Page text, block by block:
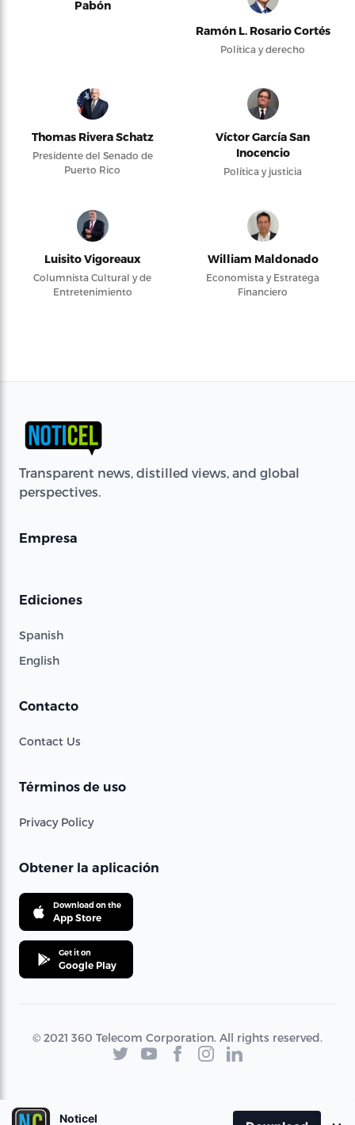
Pabón
Ramón L. Rosario Cortés
Política y derecho
Thomas Rivera Schatz
Presidente del Senado de
Puerto Rico
Víctor García San
Inocencio
Política y justicia
Luisito Vigoreaux
Columnista Cultural y de
Entretenimiento
William Maldonado
Economista y Estratega
Financiero
Transparent news, distilled views, and global
perspectives.
Empresa
Ediciones
Spanish
English
Contacto
Contact Us
Términos de uso
Privacy Policy
Obtener la aplicación
Download on the
App Store
Get it on
Google Play
© 2021 360 Telecom Corporation. All rights reserved.
Noticel